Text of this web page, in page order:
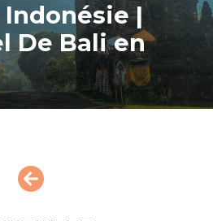
|
De Bali en